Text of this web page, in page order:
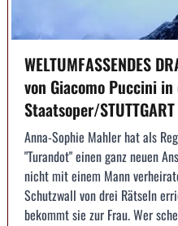
WELTUMFASSENDES
von Giacomo Puccini
Staatsoper/STUTTGART
Anna-Sophie Mahler hat als
"Turandot" einen ganz neuen
nicht mit einem Mann
Schutzwall von drei Rätseln
bekommt sie zur Frau. Wer